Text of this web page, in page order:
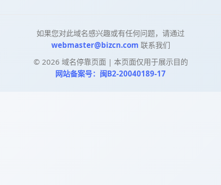
如果您对此域名感兴趣或有任何问题，请通过
webmaster@bizcn.com 联系我们
© 2026 域名停靠页面 | 本页面仅用于展示目的
网站备案号：闽B2-20040189-17